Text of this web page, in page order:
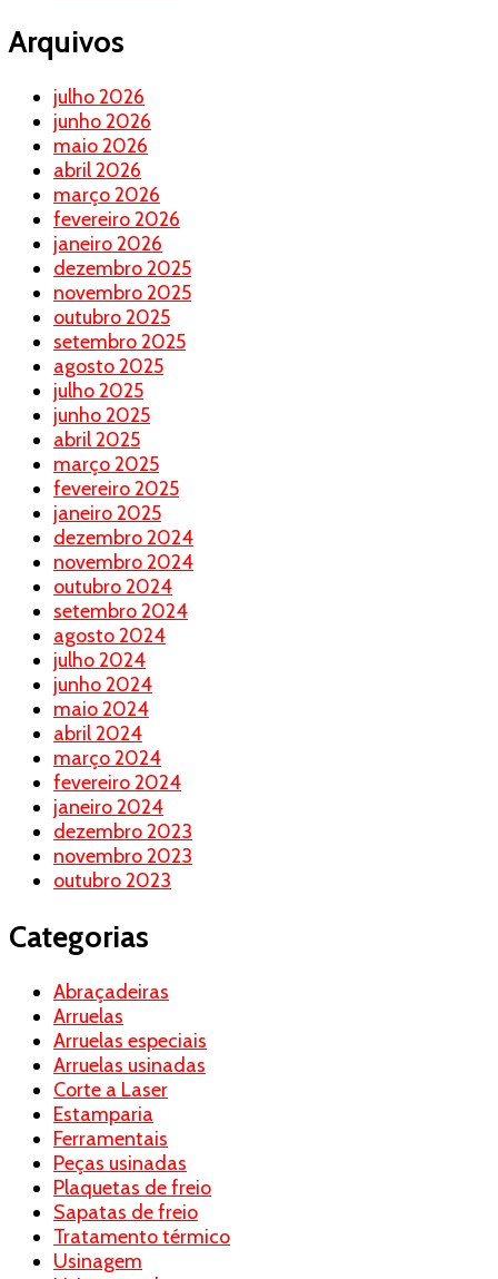
Arquivos
julho 2026
junho 2026
maio 2026
abril 2026
março 2026
fevereiro 2026
janeiro 2026
dezembro 2025
novembro 2025
outubro 2025
setembro 2025
agosto 2025
julho 2025
junho 2025
abril 2025
março 2025
fevereiro 2025
janeiro 2025
dezembro 2024
novembro 2024
outubro 2024
setembro 2024
agosto 2024
julho 2024
junho 2024
maio 2024
abril 2024
março 2024
fevereiro 2024
janeiro 2024
dezembro 2023
novembro 2023
outubro 2023
Categorias
Abraçadeiras
Arruelas
Arruelas especiais
Arruelas usinadas
Corte a Laser
Estamparia
Ferramentais
Peças usinadas
Plaquetas de freio
Sapatas de freio
Tratamento térmico
Usinagem